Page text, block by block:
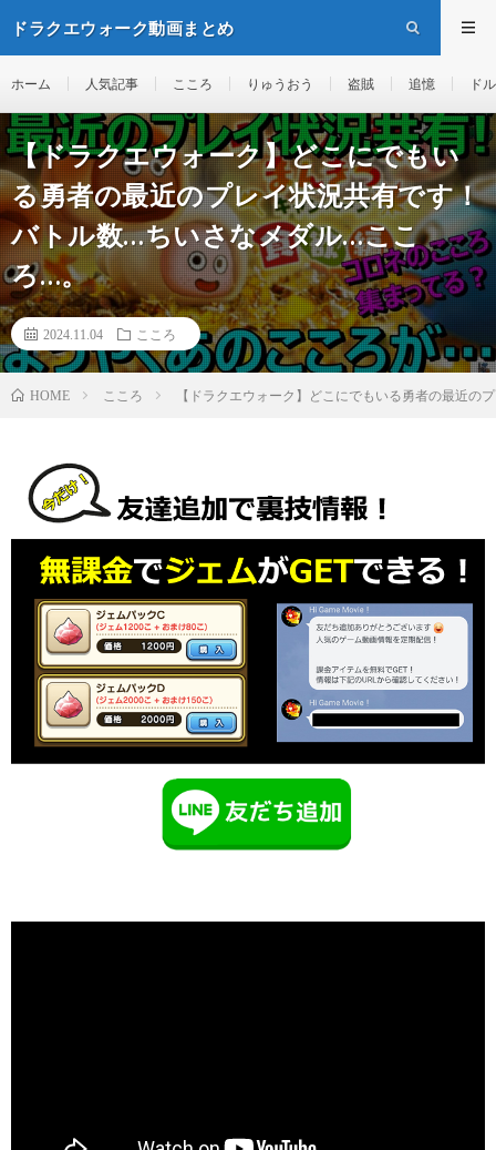
ドラクエウォーク動画まとめ
ホーム 人気記事 こころ りゅうおう 盗賊 追憶 ド
【ドラクエウォーク】どこにでもい
る勇者の最近のプレイ状況共有です！
バトル数…ちいさなメダル…ここ
ろ…。
2024.11.04 こころ
HOME こころ 【ドラクエウォーク】どこにでもいる勇者の最近